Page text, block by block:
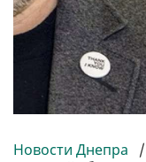
Новости Днепра /